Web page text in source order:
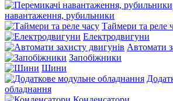
навантаження, рубильники
Таймери та реле
Електродвигуни
Автомати
Запобіжники
Шини
обладнання